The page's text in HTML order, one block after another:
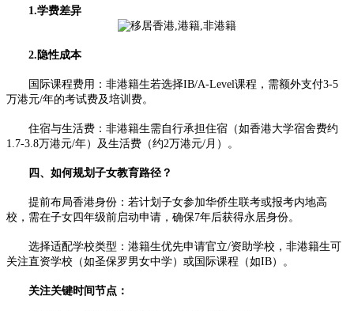
1.学费差异
2.隐性成本
国际课程费用：非港籍生若选择IB/A-Level课程，需额外支付3-5
万港元/年的考试费及培训费。
住宿与生活费：非港籍生需自行承担住宿（如香港大学宿舍费约
1.7-3.8万港元/年）及生活费（约2万港元/月）。
四、如何规划子女教育路径？
提前布局香港身份：若计划子女参加华侨生联考或报考内地高
校，需在子女四年级前启动申请，确保7年后获得永居身份。
选择适配学校类型：港籍生优先申请官立/资助学校，非港籍生可
关注直资学校（如圣保罗男女中学）或国际课程（如IB）。
关注关键时间节点：